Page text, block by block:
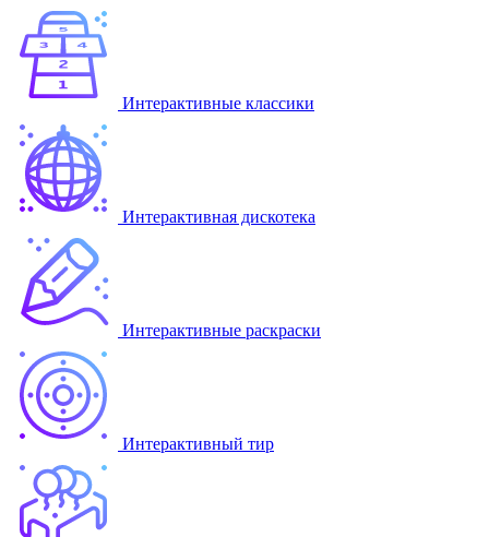
Интерактивные классики
Интерактивная дискотека
Интерактивные раскраски
Интерактивный тир